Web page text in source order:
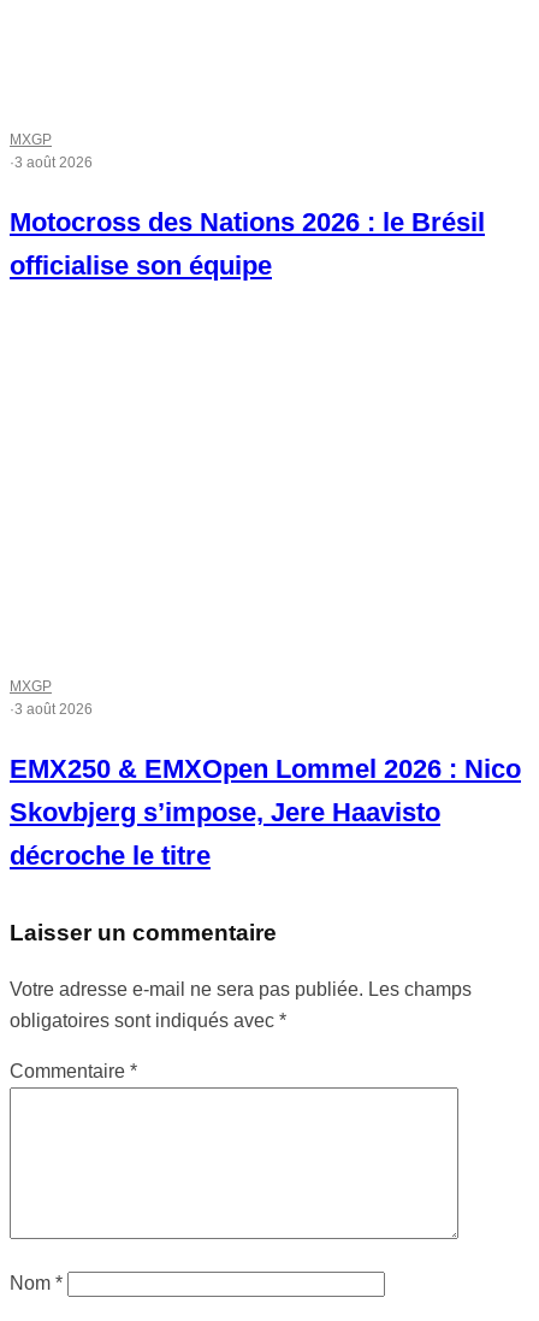
MXGP
·3 août 2026
Motocross des Nations 2026 : le Brésil
officialise son équipe
MXGP
·3 août 2026
EMX250 & EMXOpen Lommel 2026 : Nico
Skovbjerg s’impose, Jere Haavisto
décroche le titre
Laisser un commentaire
Votre adresse e-mail ne sera pas publiée. Les champs
obligatoires sont indiqués avec *
Commentaire *
Nom *